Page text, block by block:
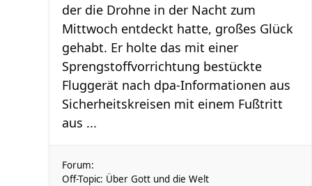
der die Drohne in der Nacht zum
Mittwoch entdeckt hatte, großes Glück
gehabt. Er holte das mit einer
Sprengstoffvorrichtung bestückte
Fluggerät nach dpa-Informationen aus
Sicherheitskreisen mit einem Fußtritt
aus ...
Forum:
Off-Topic: Über Gott und die Welt